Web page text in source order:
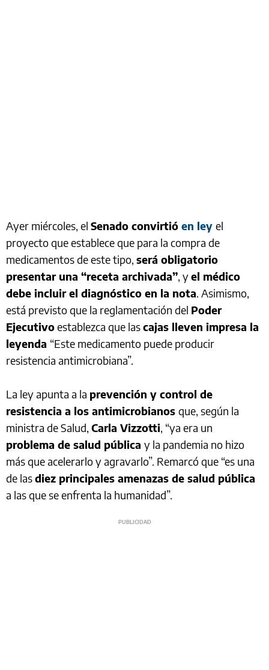
Ayer miércoles, el Senado convirtió en ley el
proyecto que establece que para la compra de
medicamentos de este tipo, será obligatorio
presentar una “receta archivada”, yel médico
debe incluir el diagnóstico en la nota. Asimismo,
está previsto que la reglamentación del Poder
Ejecutivoestablezca que lascajas lleven impresa la
leyenda “Este medicamento puede producir
resistencia antimicrobiana”.
La ley apunta a la prevención y control de
resistencia a los antimicrobianos que, según la
ministra de Salud, Carla Vizzotti, “ya era un
problema de salud pública y la pandemia no hizo
más que acelerarlo y agravarlo”. Remarcó que “es una
de lasdiez principales amenazas de salud pública
a las que se enfrenta la humanidad”.